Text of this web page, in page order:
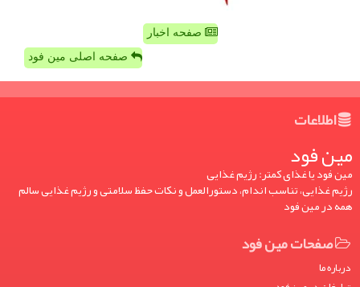
صفحه اخبار
صفحه اصلی مین فود
اطلاعات
مین فود
مین فود یا غذای کمتر: رژیم غذایی
رژیم غذایی، تناسب اندام، دستورالعمل و نکات حفظ سلامتی و رژیم غذایی سالم
همه در مین فود
صفحات مین فود
درباره ما